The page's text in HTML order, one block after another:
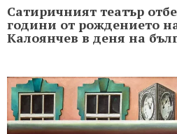
Сатиричният театър
години от рождението
Калоянчев в деня на